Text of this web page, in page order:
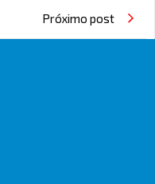
Próximo post